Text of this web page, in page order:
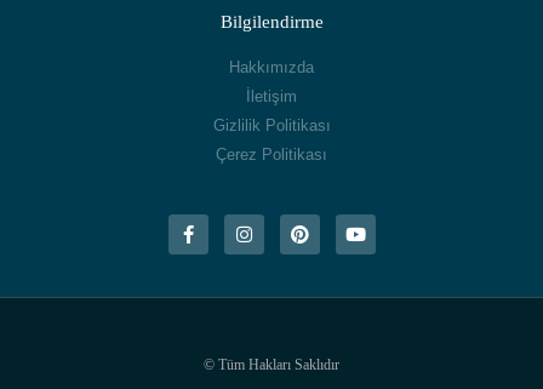
Bilgilendirme
Hakkımızda
İletişim
Gizlilik Politikası
Çerez Politikası
© Tüm Hakları Saklıdır